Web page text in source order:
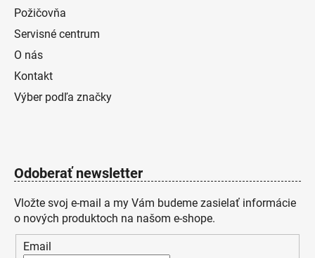
Požičovňa
Servisné centrum
O nás
Kontakt
Výber podľa značky
Odoberať newsletter
Vložte svoj e-mail a my Vám budeme zasielať informácie
o nových produktoch na našom e-shope.
Email